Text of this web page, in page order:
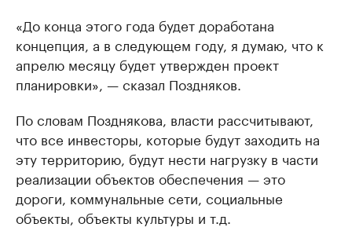
«До конца этого года будет доработана
концепция, а в следующем году, я думаю, что к
апрелю месяцу будет утвержден проект
планировки», — сказал Поздняков.
По словам Позднякова, власти рассчитывают,
что все инвесторы, которые будут заходить на
эту территорию, будут нести нагрузку в части
реализации объектов обеспечения — это
дороги, коммунальные сети, социальные
объекты, объекты культуры и т.д.